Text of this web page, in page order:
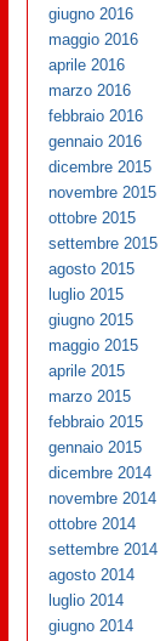
giugno 2016
maggio 2016
aprile 2016
marzo 2016
febbraio 2016
gennaio 2016
dicembre 2015
novembre 2015
ottobre 2015
settembre 2015
agosto 2015
luglio 2015
giugno 2015
maggio 2015
aprile 2015
marzo 2015
febbraio 2015
gennaio 2015
dicembre 2014
novembre 2014
ottobre 2014
settembre 2014
agosto 2014
luglio 2014
giugno 2014